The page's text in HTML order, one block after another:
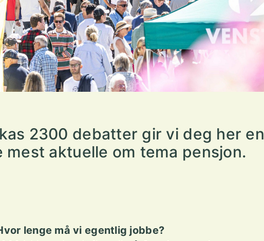
2300 debatter gir vi deg her en
mest aktuelle om tema pensjon.
lenge må vi egentlig jobbe?